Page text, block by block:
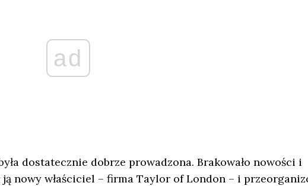
ad
dostatecznie dobrze prowadzona. Brakowało nowości i
nowy właściciel – firma Taylor of London – i